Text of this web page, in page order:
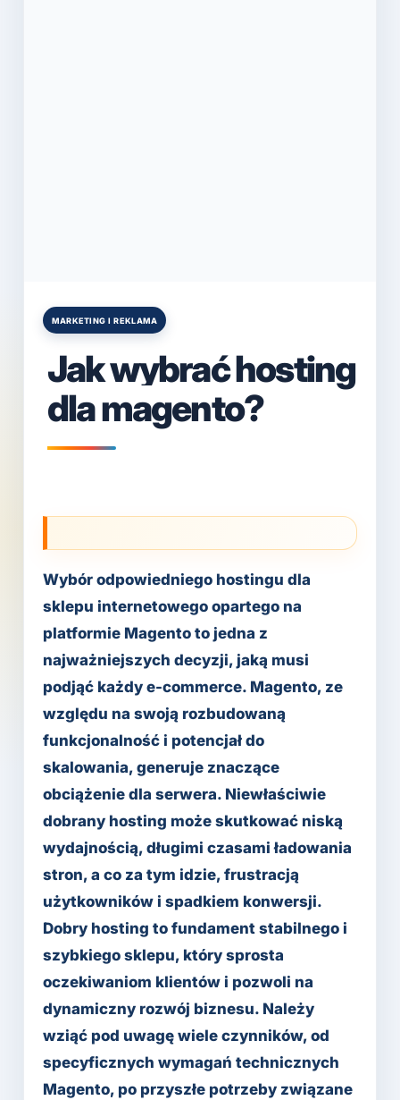
Posted
MARKETING I REKLAMA
Jak wybrać hosting
dla magento?
Wybór odpowiedniego hostingu dla
sklepu internetowego opartego na
platformie Magento to jedna z
najważniejszych decyzji, jaką musi
podjąć każdy e-commerce. Magento, ze
względu na swoją rozbudowaną
funkcjonalność i potencjał do
skalowania, generuje znaczące
obciążenie dla serwera. Niewłaściwie
dobrany hosting może skutkować niską
wydajnością, długimi czasami ładowania
stron, a co za tym idzie, frustracją
użytkowników i spadkiem konwersji.
Dobry hosting to fundament stabilnego i
szybkiego sklepu, który sprosta
oczekiwaniom klientów i pozwoli na
dynamiczny rozwój biznesu. Należy
wziąć pod uwagę wiele czynników, od
specyficznych wymagań technicznych
Magento, po przyszłe potrzeby związane